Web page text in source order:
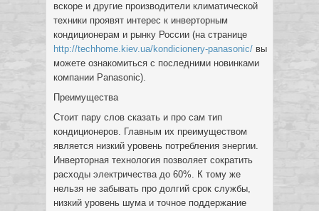
вскоре и другие производители климатической
техники проявят интерес к инверторным
кондиционерам и рынку России (на странице
http://techhome.kiev.ua/kondicionery-panasonic/ вы
можете ознакомиться с последними новинками
компании Panasonic).
Преимущества
Стоит пару слов сказать и про сам тип
кондиционеров. Главным их преимуществом
является низкий уровень потребления энергии.
Инверторная технология позволяет сократить
расходы электричества до 60%. К тому же
нельзя не забывать про долгий срок службы,
низкий уровень шума и точное поддержание